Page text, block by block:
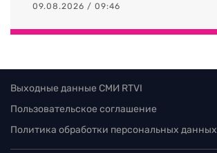
09.08.2026 / 09:46
Выходные данные СМИ RTVI
Пользовательское соглашение
Политика обработки персональных данных